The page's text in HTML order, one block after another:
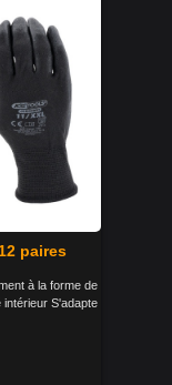
paires
à la forme de
S'adapte